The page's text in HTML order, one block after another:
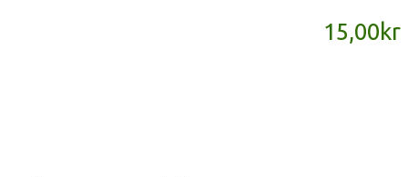
15,00kr